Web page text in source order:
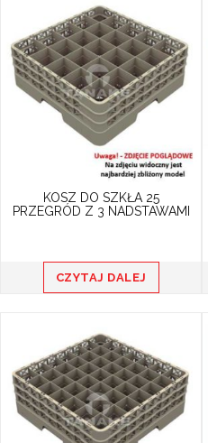
KOSZ DO SZKŁA 25
PRZEGRÓD Z 3 NADSTAWAMI
CZYTAJ DALEJ